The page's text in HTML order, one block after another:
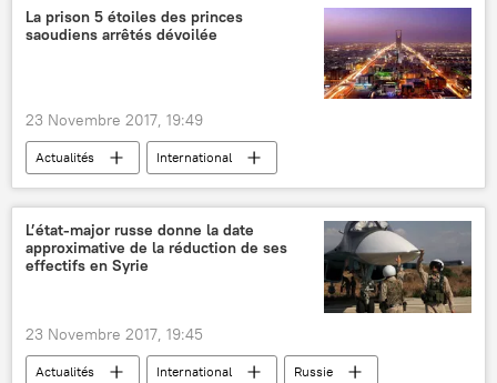
comptes bancaires
La prison 5 étoiles des princes
saoudiens arrêtés dévoilée
23 Novembre 2017, 19:49
Actualités
International
Arabie Saoudite
détention
prince
Riyad
Mohammed ben Salmane Al-Saoud
L’état-major russe donne la date
approximative de la réduction de ses
effectifs en Syrie
23 Novembre 2017, 19:45
Actualités International
Russie